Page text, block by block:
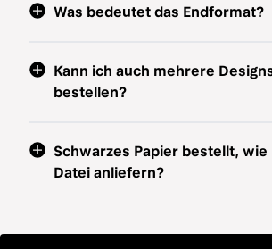
Was bedeutet das Endformat?
Kann ich auch mehrere
bestellen?
Schwarzes Papier bestellt, wie
Datei anliefern?